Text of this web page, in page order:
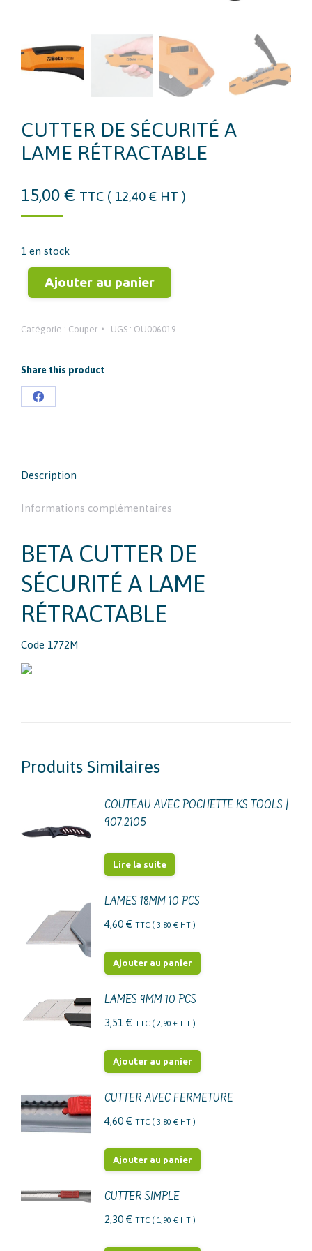
CUTTER DE SÉCURITÉ A
LAME RÉTRACTABLE
15,00 € TTC ( 12,40 € HT )
1 en stock
Ajouter au panier
Catégorie : Couper UGS : OU006019
Share this product
Partager
Description
Informations complémentaires
BETA CUTTER DE
SÉCURITÉ A LAME
RÉTRACTABLE
Code 1772M
Produits Similaires
COUTEAU AVEC POCHETTE KS TOOLS |
907.2105
Lire la suite
LAMES 18MM 10 PCS
4,60 € TTC ( 3,80 € HT )
Ajouter au panier
LAMES 9MM 10 PCS
3,51 € TTC ( 2,90 € HT )
Ajouter au panier
CUTTER AVEC FERMETURE
4,60 € TTC ( 3,80 € HT )
Ajouter au panier
CUTTER SIMPLE
2,30 € TTC ( 1,90 € HT )